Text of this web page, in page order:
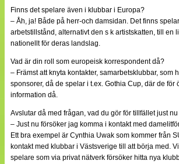
Finns det spelare även i klubbar i Europa?
– Åh, ja! Både på herr-och damsidan. Det finns
arbetstillstånd, alternativt den s k artistskatten, till
nationellt för deras landslag.
Vad är din roll som europeisk korrespondent då?
– Främst att knyta kontakter, samarbetsklubbar,
sponsorer, då de spelar i t.ex. Gothia Cup, där de
information då.
Avslutar då med frågan, vad du gör för tillfället just
– Just nu försöker jag komma i kontakt med
Ett bra exempel är Cynthia Uwak som kommer från
kontakt med klubbar i Västsverige till att börja med.
spelare som via privat nätverk försöker hitta nya